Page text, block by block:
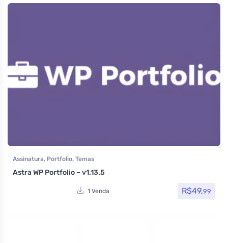
Assinatura, Portfolio, Temas
Astra WP Portfolio – v1.13.5
1 Venda R$49,99